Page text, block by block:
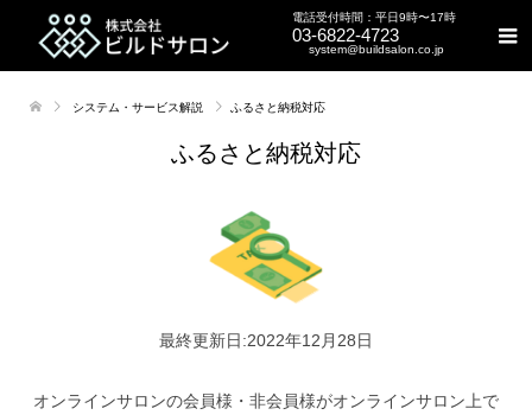
電話受付時間：平日9時〜17時
03-6822-4723
system@buildsalon.co.jp
システム・サービス解説 ふるさと納税対応
ふるさと納税対応
最終更新日:2022年12月28日
オンラインサロンの会員様・非会員様がオンラインサロン上で